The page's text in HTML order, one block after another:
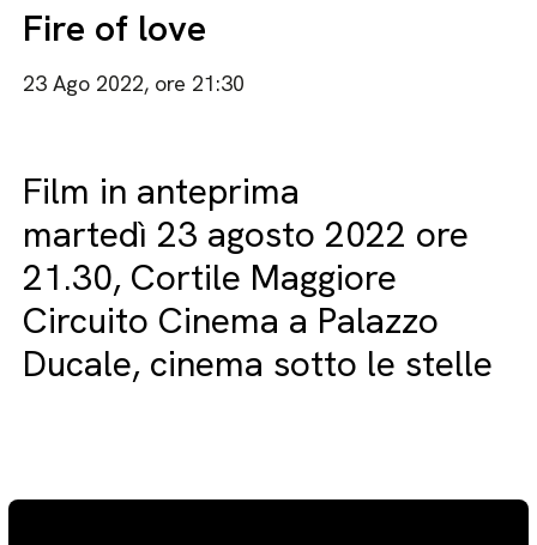
Fire of love
23 Ago 2022, ore 21:30
Film in anteprima
martedì 23 agosto 2022 ore
21.30, Cortile Maggiore
Circuito Cinema a Palazzo
Ducale, cinema sotto le stelle